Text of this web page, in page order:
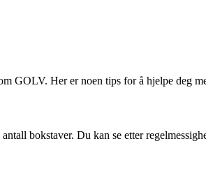
GOLV. Her er noen tips for å hjelpe deg
bokstaver. Du kan se etter